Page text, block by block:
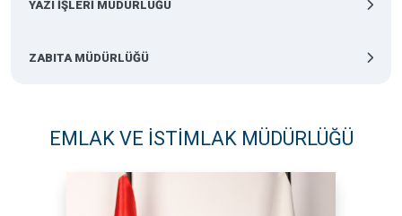
YAZI İŞLERİ MÜDÜRLÜĞÜ
ZABITA MÜDÜRLÜĞÜ
EMLAK VE İSTİMLAK MÜDÜRLÜĞÜ